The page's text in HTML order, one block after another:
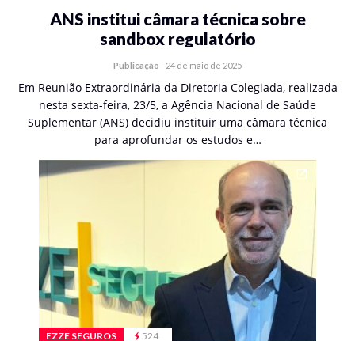
ANS institui câmara técnica sobre
sandbox regulatório
Publicação - 24 de maio de 2025
Em Reunião Extraordinária da Diretoria Colegiada, realizada
nesta sexta-feira, 23/5, a Agência Nacional de Saúde
Suplementar (ANS) decidiu instituir uma câmara técnica
para aprofundar os estudos e…
EZZE SEGUROS 524